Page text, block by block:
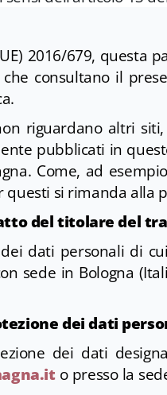
2016/679, questa
consultano il
riguardano altri
pubblicati in
Come, ad
questi si rimanda alla
del titolare del
dati personali di
sede in Bologna
dei dati
dei dati
o presso la